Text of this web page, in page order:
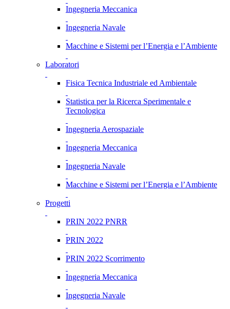
Ingegneria Meccanica
Ingegneria Navale
Macchine e Sistemi per l’Energia e l’Ambiente
Laboratori
Fisica Tecnica Industriale ed Ambientale
Statistica per la Ricerca Sperimentale e
Tecnologica
Ingegneria Aerospaziale
Ingegneria Meccanica
Ingegneria Navale
Macchine e Sistemi per l’Energia e l’Ambiente
Progetti
PRIN 2022 PNRR
PRIN 2022
PRIN 2022 Scorrimento
Ingegneria Meccanica
Ingegneria Navale